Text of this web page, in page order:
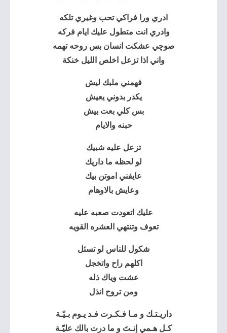
ادري ورا فراكي تحب وغيري تلكه
وادري انت متطول عليك ايام فركه
صوچي عشكت انسان بس روحه تهمه
واني اذا تزعل اخلص الليل خنكة
فهمني ملبك ليش
يكدر بدوني يعيش
بس كلي بعت بيش
حبنه والايام
تزعل عليه شبيك
لو لحظه ما داريك
عايفني اموتن بيك
وعايش بالاوهام
عليك اتعودت صعبه عليه
تعوف وتنتهي العشره القويه
شكول للناس لو تسئل
اكلهم راح واتخجل
عشت وياك ذله
ومن تروح انذل
داريـتـك و مـا فـكـرت فـد يـوم بـيّـة
كـل هـمي إنـتَ و ما درت بالك عليّـة